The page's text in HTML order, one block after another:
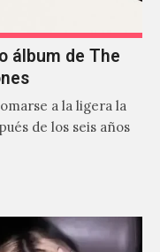
álbum de The
a la ligera la
de los seis años